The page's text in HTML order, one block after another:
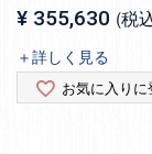
¥ 355,630 税
＋詳しく見る
お気に入りに